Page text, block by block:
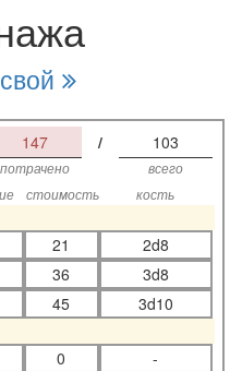
147 / 103
потрачено
всего
стоимость кость
21
2d8
36
3d8
45
3d10
0
-